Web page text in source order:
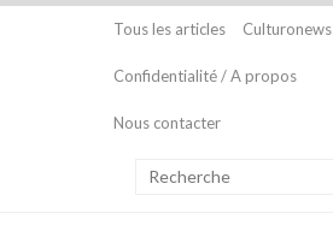
Tous les articles Culturonews
Confidentialité / A propos
Nous contacter